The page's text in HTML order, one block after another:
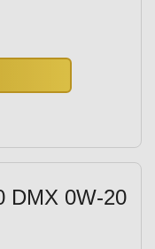
DMX 0W-20